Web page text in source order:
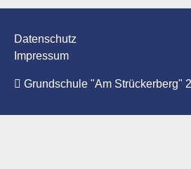
Datenschutz
Impressum
Grundschule "Am Strückerberg"